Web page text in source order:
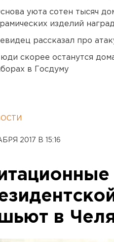
уюта сотен тысяч
изделий
рассказал про
скорее останутся
в Госдуму
2017 В 15:16
в